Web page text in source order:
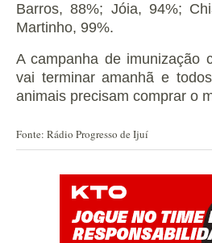
Barros, 88%; Jóia, 94%;
Martinho, 99%.
A campanha de imunização
vai terminaramanhã e
animais precisam comprar o
Fonte: Rádio Progresso de Ijuí